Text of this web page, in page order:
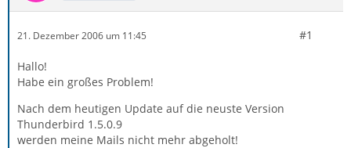
21. Dezember 2006 um 11:45 #1
Hallo!
Habe ein großes Problem!
Nach dem heutigen Update auf die neuste Version
Thunderbird 1.5.0.9
werden meine Mails nicht mehr abgeholt!